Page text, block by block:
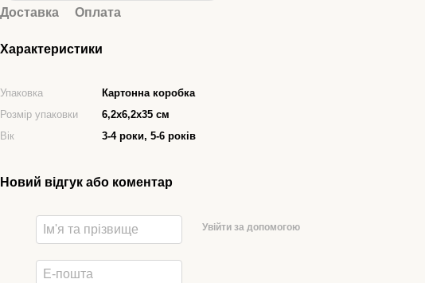
Доставка Оплата
Характеристики
Упаковка
Картонна коробка
Розмір упаковки
6,2х6,2х35 см
Вік
3-4 роки, 5-6 років
Новий відгук або коментар
Увійти за допомогою